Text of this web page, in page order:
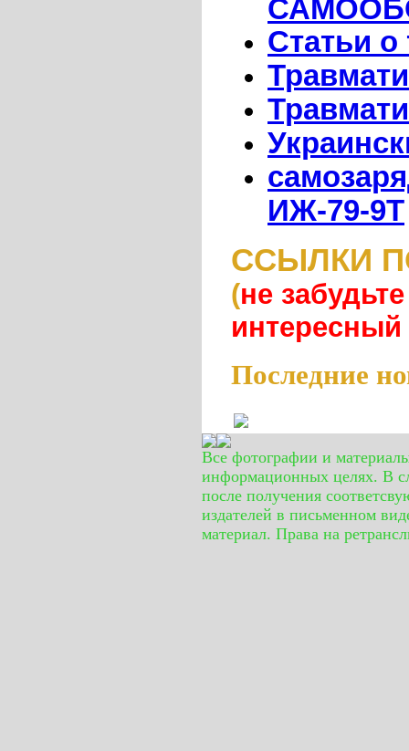
Статьи
ИЖ-79-9Т
ССЫЛКИ
(не
интересный
Последние
Все фотографии и
информационных целях. В
после получения
издателей в письменном
материал. Права на